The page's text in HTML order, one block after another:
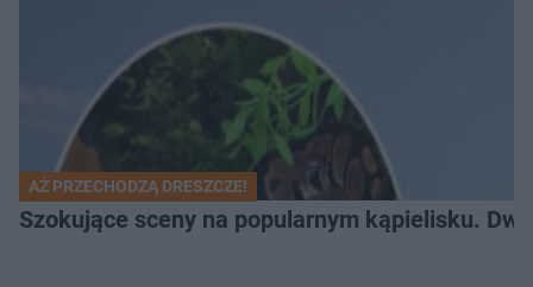
AŻ PRZECHODZĄ DRESZCZE!
Szokujące sceny na popularnym kąpielisku.